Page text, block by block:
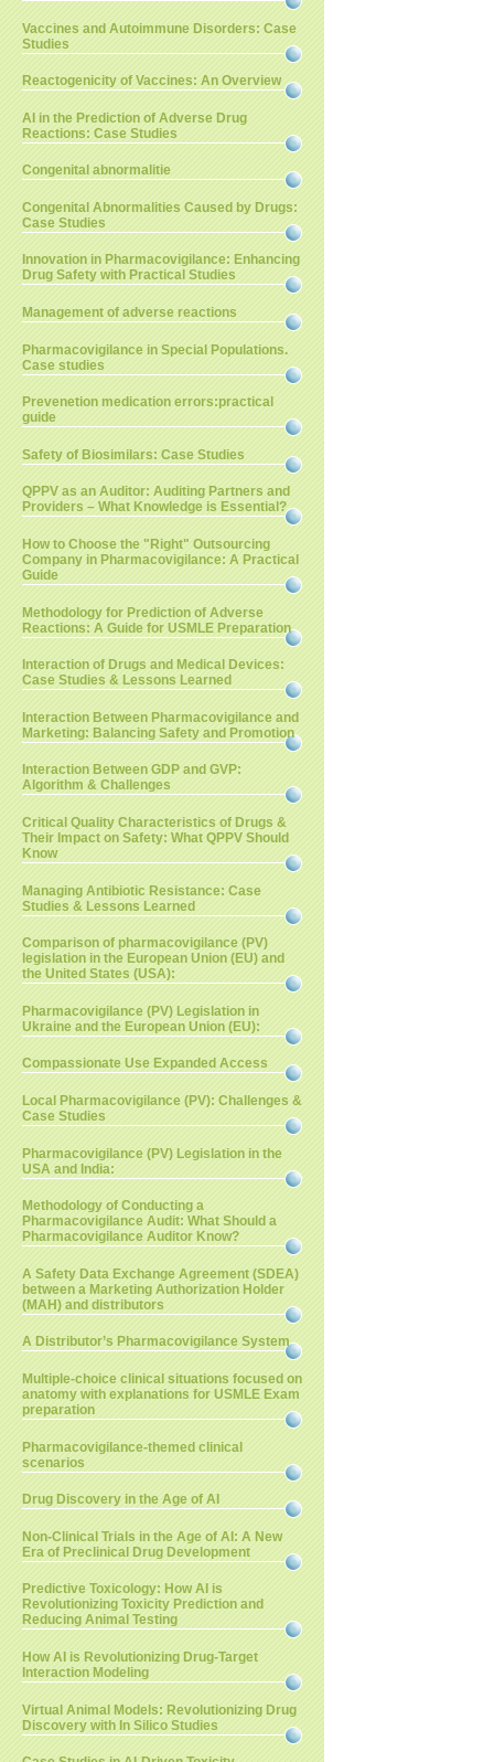
Vaccines and Autoimmune Disorders: Case
Studies
Reactogenicity of Vaccines: An Overview
AI in the Prediction of Adverse Drug
Reactions: Case Studies
Congenital abnormalitie
Congenital Abnormalities Caused by Drugs:
Case Studies
Innovation in Pharmacovigilance: Enhancing
Drug Safety with Practical Studies
Management of adverse reactions
Pharmacovigilance in Special Populations.
Case studies
Prevenetion medication errors:practical
guide
Safety of Biosimilars: Case Studies
QPPV as an Auditor: Auditing Partners and
Providers – What Knowledge is Essential?
How to Choose the "Right" Outsourcing
Company in Pharmacovigilance: A Practical
Guide
Methodology for Prediction of Adverse
Reactions: A Guide for USMLE Preparation
Interaction of Drugs and Medical Devices:
Case Studies & Lessons Learned
Interaction Between Pharmacovigilance and
Marketing: Balancing Safety and Promotion
Interaction Between GDP and GVP:
Algorithm & Challenges
Critical Quality Characteristics of Drugs &
Their Impact on Safety: What QPPV Should
Know
Managing Antibiotic Resistance: Case
Studies & Lessons Learned
Comparison of pharmacovigilance (PV)
legislation in the European Union (EU) and
the United States (USA):
Pharmacovigilance (PV) Legislation in
Ukraine and the European Union (EU):
Compassionate Use Expanded Access
Local Pharmacovigilance (PV): Challenges &
Case Studies
Pharmacovigilance (PV) Legislation in the
USA and India:
Methodology of Conducting a
Pharmacovigilance Audit: What Should a
Pharmacovigilance Auditor Know?
A Safety Data Exchange Agreement (SDEA)
between a Marketing Authorization Holder
(MAH) and distributors
A Distributor’s Pharmacovigilance System
Multiple-choice clinical situations focused on
anatomy with explanations for USMLE Exam
preparation
Pharmacovigilance-themed clinical
scenarios
Drug Discovery in the Age of AI
Non-Clinical Trials in the Age of AI: A New
Era of Preclinical Drug Development
Predictive Toxicology: How AI is
Revolutionizing Toxicity Prediction and
Reducing Animal Testing
How AI is Revolutionizing Drug-Target
Interaction Modeling
Virtual Animal Models: Revolutionizing Drug
Discovery with In Silico Studies